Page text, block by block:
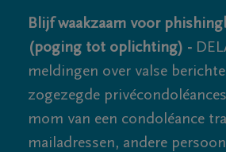
Blijf waakzaam voor
(poging tot oplichting) -
meldingen over valse
zogezegde
mom van een condoléance
mailadressen, andere